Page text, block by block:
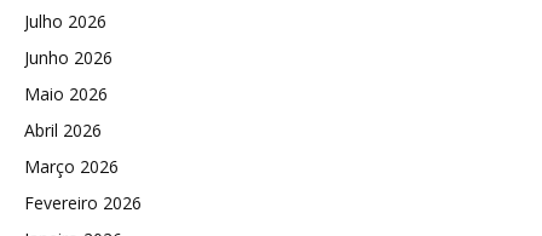
Julho 2026
Junho 2026
Maio 2026
Abril 2026
Março 2026
Fevereiro 2026